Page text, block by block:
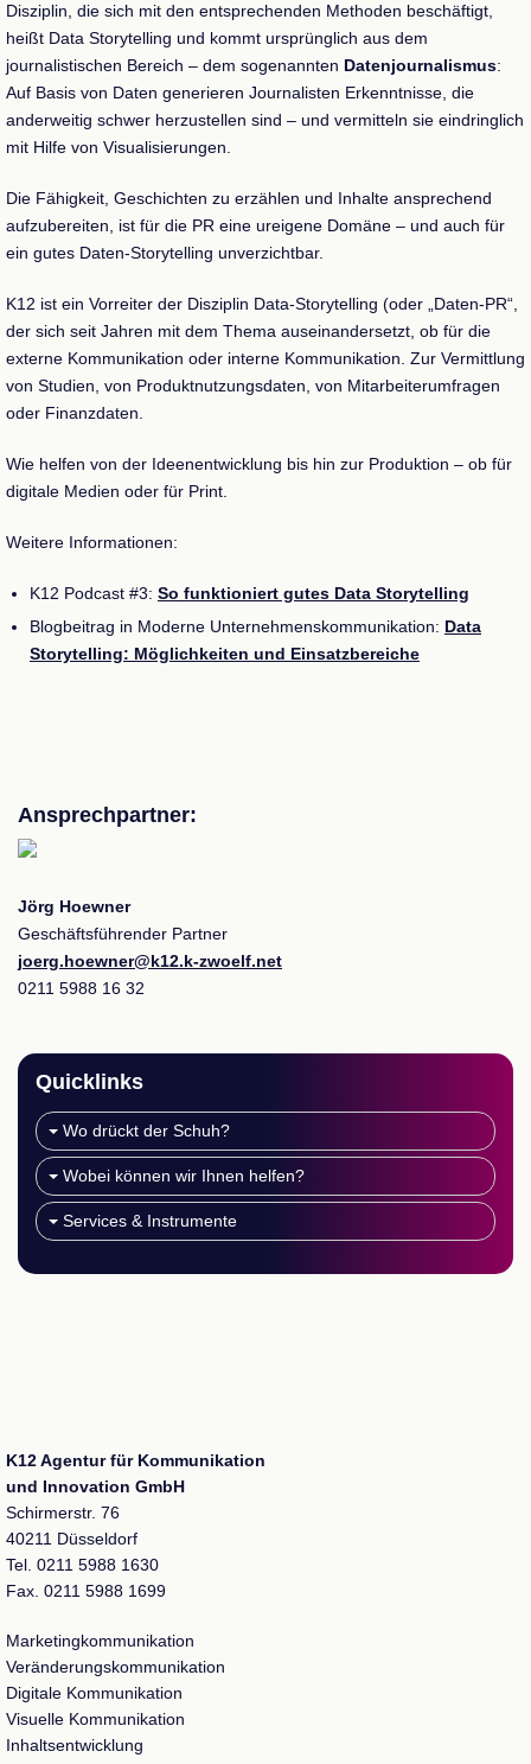
Disziplin, die sich mit den entsprechenden Methoden beschäftigt,
heißt Data Storytelling und kommt ursprünglich aus dem
journalistischen Bereich – dem sogenannten Datenjournalismus:
Auf Basis von Daten generieren Journalisten Erkenntnisse, die
anderweitig schwer herzustellen sind – und vermitteln sie eindringlich
mit Hilfe von Visualisierungen.
Die Fähigkeit, Geschichten zu erzählen und Inhalte ansprechend
aufzubereiten, ist für die PR eine ureigene Domäne – und auch für
ein gutes Daten-Storytelling unverzichtbar.
K12 ist ein Vorreiter der Disziplin Data-Storytelling (oder „Daten-PR“,
der sich seit Jahren mit dem Thema auseinandersetzt, ob für die
externe Kommunikation oder interne Kommunikation. Zur Vermittlung
von Studien, von Produktnutzungsdaten, von Mitarbeiterumfragen
oder Finanzdaten.
Wie helfen von der Ideenentwicklung bis hin zur Produktion – ob für
digitale Medien oder für Print.
Weitere Informationen:
K12 Podcast #3: So funktioniert gutes Data Storytelling
Blogbeitrag in Moderne Unternehmenskommunikation: Data
Storytelling: Möglichkeiten und Einsatzbereiche
Ansprechpartner:
Jörg Hoewner
Geschäftsführender Partner
joerg.hoewner@k12.k-zwoelf.net
0211 5988 16 32
Quicklinks
Wo drückt der Schuh?
Wobei können wir Ihnen helfen?
Services & Instrumente
K12 Agentur für Kommunikation
und Innovation GmbH
Schirmerstr. 76
40211 Düsseldorf
Tel. 0211 5988 1630
Fax. 0211 5988 1699
Marketingkommunikation
Veränderungskommunikation
Digitale Kommunikation
Visuelle Kommunikation
Inhaltsentwicklung